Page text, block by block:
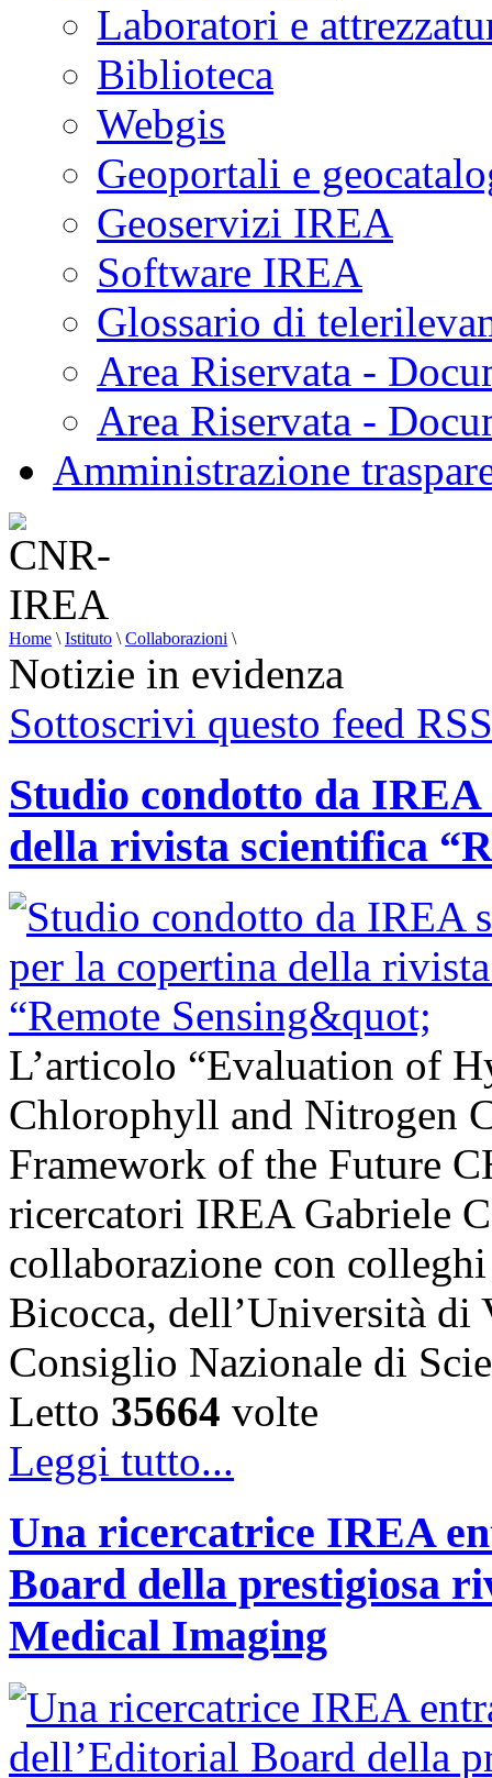
Laboratori e
Biblioteca
Webgis
Geoportali e
Geoservizi IREA
Software IREA
Glossario di
Area Riservata -
Area Riservata -
Amministrazione
Home \ Istituto \ Collaborazioni \
Notizie in evidenza
Sottoscrivi questo feed RSS
Studio condotto da
della rivista scientifica
L’articolo “Evaluation of
Chlorophyll and Nitrogen
Framework of the Future
ricercatori IREA Gabriele
collaborazione con
Bicocca, dell’Università di
Consiglio Nazionale di
Letto 35664 volte
Leggi tutto...
Una ricercatrice IREA
Board della prestigiosa
Medical Imaging